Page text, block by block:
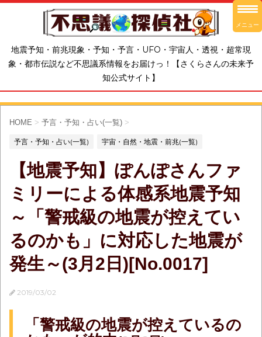
地震予知・前兆現象・予知・予言・UFO・宇宙人・透視・超常現
象・都市伝説など不思議系情報をお届けっ！【さくらさんの未来予
知公式サイト】
HOME > 予言・予知・占い(一覧) >
予言・予知・占い(一覧) 宇宙・自然・地震・前兆(一覧)
【地震予知】ぽんぽさんファ
ミリーによる体感系地震予知
～「警戒級の地震が控えてい
るのかも」に対応した地震が
発生～(3月2日)[No.0017]
2019/03/02
「警戒級の地震が控えているの
メニュー